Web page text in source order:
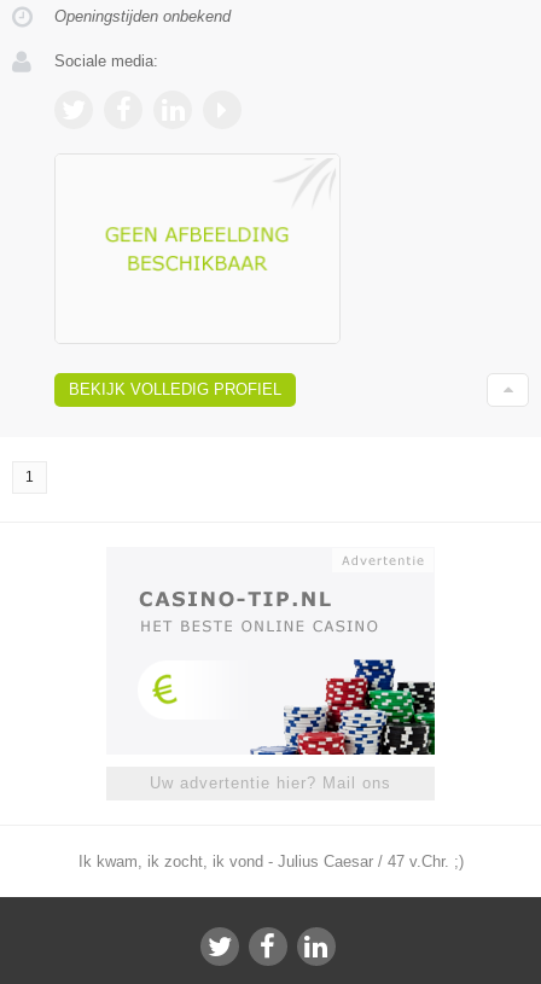
Openingstijden onbekend
Sociale media:
BEKIJK VOLLEDIG PROFIEL
1
Uw advertentie hier? Mail ons
Ik kwam, ik zocht, ik vond - Julius Caesar / 47 v.Chr. ;)